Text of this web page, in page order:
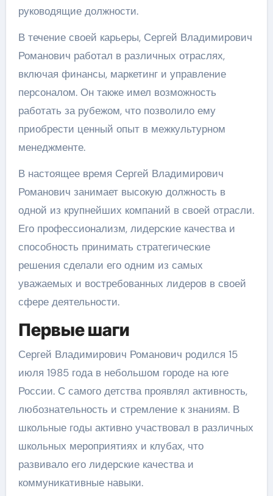
руководящие должности.
В течение своей карьеры, Сергей Владимирович
Романович работал в различных отраслях,
включая финансы, маркетинг и управление
персоналом. Он также имел возможность
работать за рубежом, что позволило ему
приобрести ценный опыт в межкультурном
менеджменте.
В настоящее время Сергей Владимирович
Романович занимает высокую должность в
одной из крупнейших компаний в своей отрасли.
Его профессионализм, лидерские качества и
способность принимать стратегические
решения сделали его одним из самых
уважаемых и востребованных лидеров в своей
сфере деятельности.
Первые шаги
Сергей Владимирович Романович родился 15
июля 1985 года в небольшом городе на юге
России. С самого детства проявлял активность,
любознательность и стремление к знаниям. В
школьные годы активно участвовал в различных
школьных мероприятиях и клубах, что
развивало его лидерские качества и
коммуникативные навыки.